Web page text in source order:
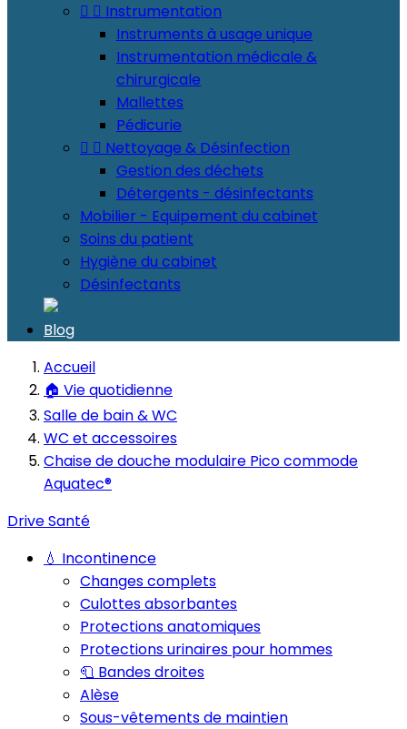
  Instrumentation
Instruments à usage unique
Instrumentation médicale &
chirurgicale
Mallettes
Pédicurie
  Nettoyage & Désinfection
Gestion des déchets
Détergents - désinfectants
Mobilier - Equipement du cabinet
Soins du patient
Hygiène du cabinet
Désinfectants
Blog
Accueil
🏠 Vie quotidienne
Salle de bain & WC
WC et accessoires
Chaise de douche modulaire Pico commode
Aquatec®
Drive Santé
💧 Incontinence
Changes complets
Culottes absorbantes
Protections anatomiques
Protections urinaires pour hommes
🧻 Bandes droites
Alèse
Sous-vêtements de maintien